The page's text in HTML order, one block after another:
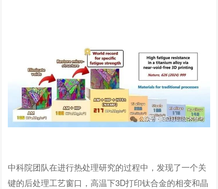
中科院团队在进行热处理研究的过程中，发现了一个关
键的后处理工艺窗口，高温下3D打印钛合金的相变和晶